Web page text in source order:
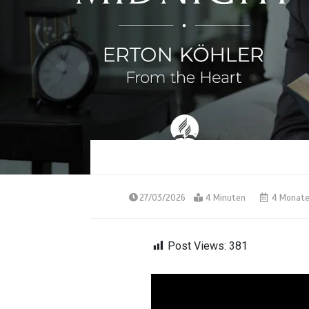
27/03/2026 4 Minuten 4
Post Views: 381